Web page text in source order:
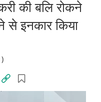
की बलि रोकने
इनकार किया